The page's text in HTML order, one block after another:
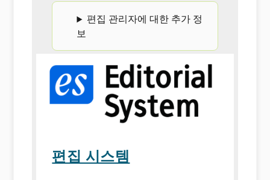
편집 관리자에 대한 추가 정
보
편집 시스템